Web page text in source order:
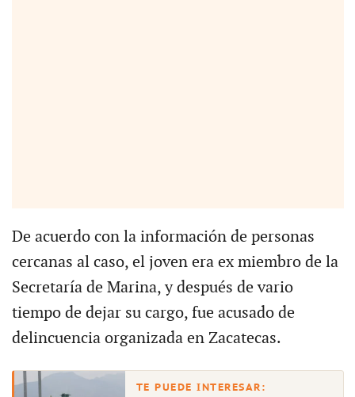
De acuerdo con la información de personas
cercanas al caso, el joven era ex miembro de la
Secretaría de Marina, y después de vario
tiempo de dejar su cargo, fue acusado de
delincuencia organizada en Zacatecas.